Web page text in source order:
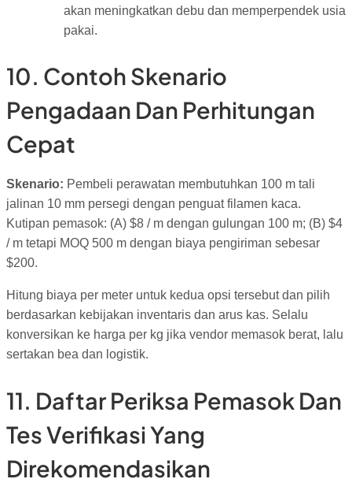
akan meningkatkan debu dan memperpendek usia
pakai.
10. Contoh Skenario
Pengadaan Dan Perhitungan
Cepat
Skenario: Pembeli perawatan membutuhkan 100 m tali
jalinan 10 mm persegi dengan penguat filamen kaca.
Kutipan pemasok: (A) $8 / m dengan gulungan 100 m; (B) $4
/ m tetapi MOQ 500 m dengan biaya pengiriman sebesar
$200.
Hitung biaya per meter untuk kedua opsi tersebut dan pilih
berdasarkan kebijakan inventaris dan arus kas. Selalu
konversikan ke harga per kg jika vendor memasok berat, lalu
sertakan bea dan logistik.
11. Daftar Periksa Pemasok Dan
Tes Verifikasi Yang
Direkomendasikan